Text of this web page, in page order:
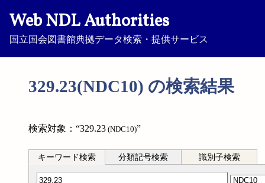
Web NDL Authorities
国立国会図書館典拠データ検索・提供サービス
329.23(NDC10) の検索結果
検索対象：“329.23 (NDC10)”
キーワード検索 分類記号検索 識別子検索
分類記号検索